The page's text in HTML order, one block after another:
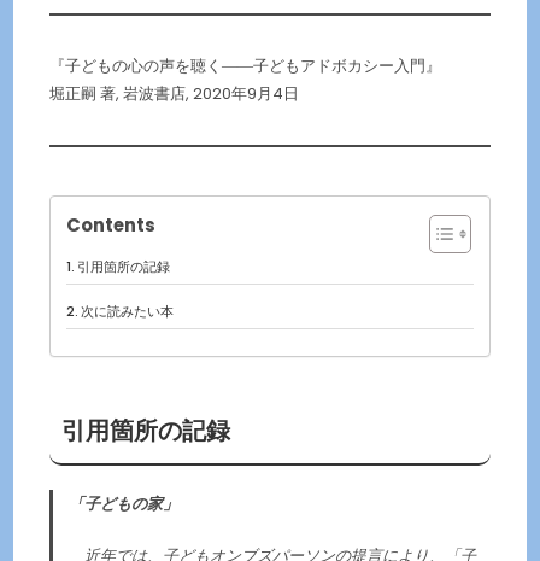
『子どもの心の声を聴く――子どもアドボカシー入門』
堀正嗣 著, 岩波書店, 2020年9月4日
Contents
引用箇所の記録
次に読みたい本
引用箇所の記録
「子どもの家」
近年では、子どもオンブズパーソンの提言により、「子